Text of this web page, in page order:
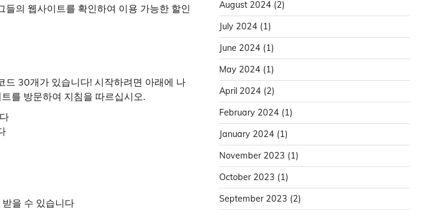
의 웹사이트를 확인하여 이용 가능한 할인
드 30개가 있습니다! 시작하려면 아래에 나
를 방문하여 지침을 따르십시오.
받을 수 있습니다
August 2024 (2)
July 2024 (1)
June 2024 (1)
May 2024 (1)
April 2024 (2)
February 2024 (1)
January 2024 (1)
November 2023 (1)
October 2023 (1)
September 2023 (2)